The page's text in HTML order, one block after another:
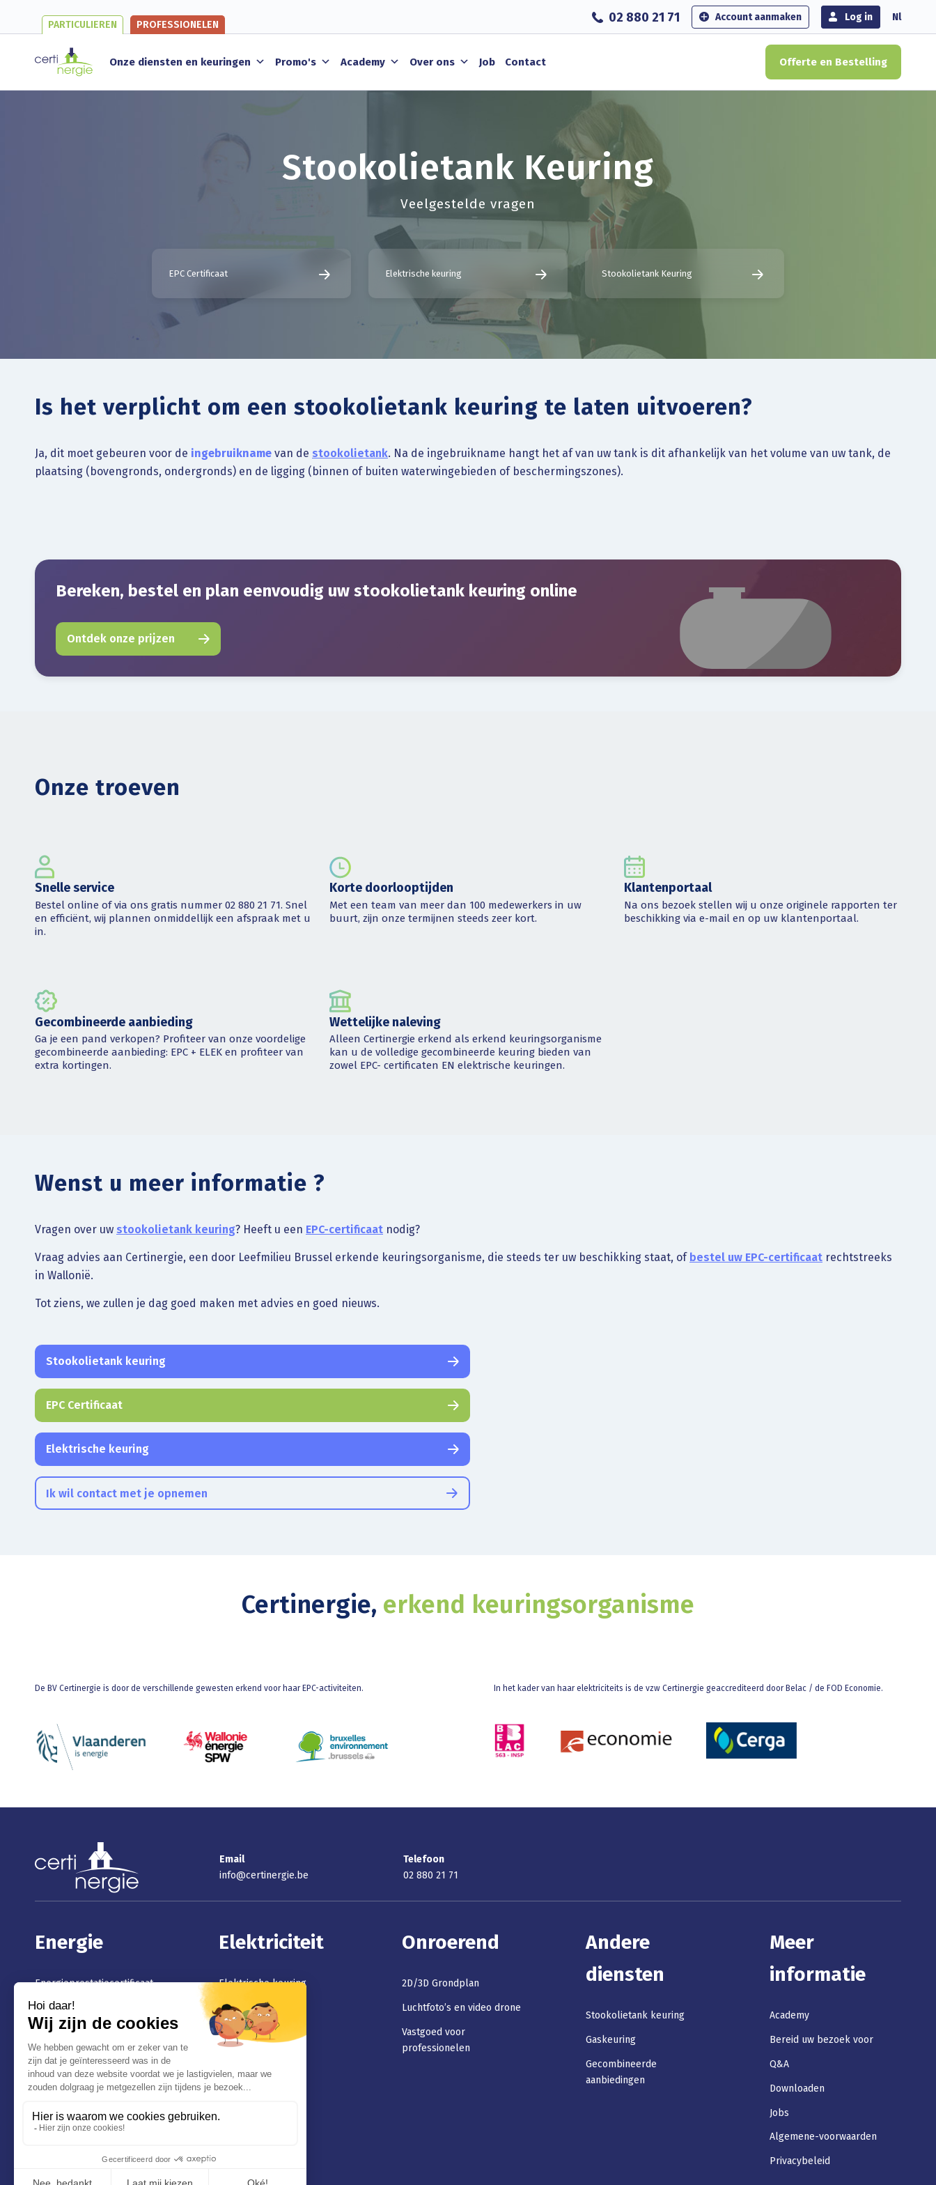
02 880 21 71 Account aanmaken Log in Nl
PARTICULIEREN PROFESSIONELEN
Onze diensten en keuringen Promo's Academy Over ons Job Contact Offerte en Bestelling
Stookolietank Keuring
Veelgestelde vragen
EPC Certificaat Elektrische keuring Stookolietank Keuring
Is het verplicht om een stookolietank keuring te laten uitvoeren?
Ja, dit moet gebeuren voor de ingebruikname van de stookolietank. Na de ingebruikname hangt het af van uw tank is dit afhankelijk van het volume van uw tank, de
plaatsing (bovengronds, ondergronds) en de ligging (binnen of buiten waterwingebieden of beschermingszones).
Bereken, bestel en plan eenvoudig uw stookolietank keuring online
Ontdek onze prijzen
Onze troeven
Snelle service
Bestel online of via ons gratis nummer 02 880 21 71. Snel
en efficiënt, wij plannen onmiddellijk een afspraak met u
in.
Korte doorlooptijden
Met een team van meer dan 100 medewerkers in uw
buurt, zijn onze termijnen steeds zeer kort.
Klantenportaal
Na ons bezoek stellen wij u onze originele rapporten ter
beschikking via e-mail en op uw klantenportaal.
Gecombineerde aanbieding
Ga je een pand verkopen? Profiteer van onze voordelige
gecombineerde aanbieding: EPC + ELEK en profiteer van
extra kortingen.
Wettelijke naleving
Alleen Certinergie erkend als erkend keuringsorganisme
kan u de volledige gecombineerde keuring bieden van
zowel EPC- certificaten EN elektrische keuringen.
Wenst u meer informatie ?
Vragen over uw stookolietank keuring? Heeft u een EPC-certificaat nodig?
Vraag advies aan Certinergie, een door Leefmilieu Brussel erkende keuringsorganisme, die steeds ter uw beschikking staat, of bestel uw EPC-certificaat rechtstreeks
in Wallonië.
Tot ziens, we zullen je dag goed maken met advies en goed nieuws.
Stookolietank keuring
EPC Certificaat
Elektrische keuring
Ik wil contact met je opnemen
Certinergie, erkend keuringsorganisme
De BV Certinergie is door de verschillende gewesten erkend voor haar EPC-activiteiten. In het kader van haar elektriciteits is de vzw Certinergie geaccrediteerd door Belac / de FOD Economie.
Email
info@certinergie.be
Telefoon
02 880 21 71
Energie
Energieprestatiecertificaat
EPC-attest Vlaanderen
EPC-certificaat Brussel
PEB-certificaat Wallonië
Passeport Energie Grand
Elektriciteit
Elektrische keuring
Verkoop
Zonnepanelen
Onroerend
2D/3D Grondplan
Luchtfoto’s en video drone
Vastgoed voor
professionelen
Andere
diensten
Stookolietank keuring
Gaskeuring
Gecombineerde
aanbiedingen
Meer
informatie
Academy
Bereid uw bezoek voor
Q&A
Downloaden
Jobs
Algemene-voorwaarden
Privacybeleid